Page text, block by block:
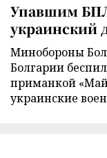
Упавшим
украинский
Минобороны
Болгарии
приманкой
украинские